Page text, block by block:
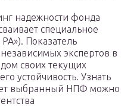
надежности фонда
специальное
РА»). Показатель
экспертов в
своих текущих
устойчивость. Узнать
выбранный НПФ можно